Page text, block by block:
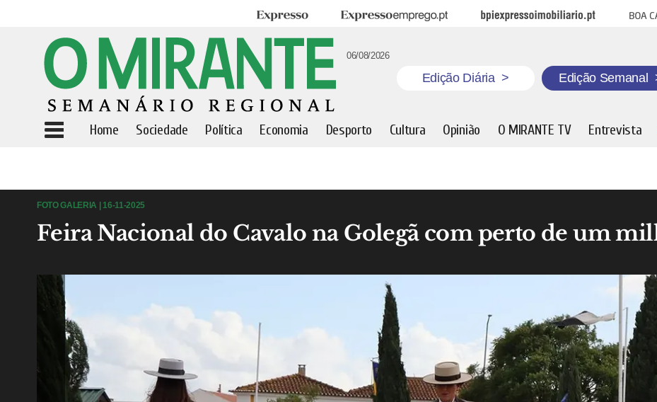
Expresso Expresso Emprego BPI Expresso Imobiliário Boa
06/08/2026
Edição Diária > Edição Semanal
Home Sociedade Política Economia Desporto Cultura Opinião O MIRANTE TV Entrevista
FOTO GALERIA | 16-11-2025
Feira Nacional do Cavalo na Golegã com perto de um